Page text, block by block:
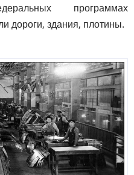
программах
дороги, здания, плотины.